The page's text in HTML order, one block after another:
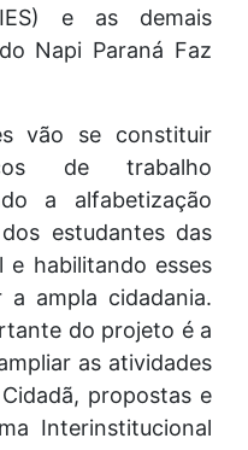
e as demais
Napi Paraná Faz
vão se constituir
de trabalho
a alfabetização
estudantes das
e habilitando esses
a ampla cidadania.
do projeto é a
as atividades
propostas e
Interinstitucional